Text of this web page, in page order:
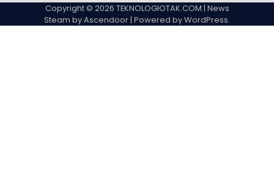
Copyright © 2026 TEKNOLOGIOTAK.COM | News
Steam byAscendoor| Powered byWordPress.